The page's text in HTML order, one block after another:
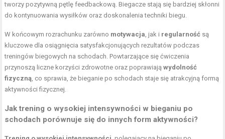
tworzy pozytywną pętlę feedbackową. Biegacze stają się bardziej skłonni
do kontynuowania wysiłków oraz doskonalenia techniki biegu.
W końcowym rozrachunku zarówno motywacja, jak i regularność są
kluczowe dla osiągnięcia satysfakcjonujących rezultatów podczas
treningów biegowych na schodach. Powtarzające się ćwiczenia
przynoszą liczne korzyści zdrowotne oraz poprawiająwydolność
fizyczną, co sprawia, że bieganie po schodach staje się atrakcyjną formą
aktywności fizycznej.
Jak trening o wysokiej intensywności w bieganiu po
schodach porównuje się do innych form aktywności?